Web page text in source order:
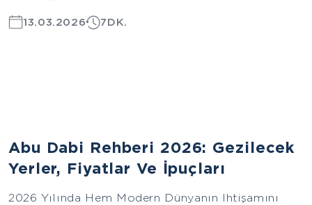
13.03.2026 7DK.
Abu Dabi Rehberi 2026: Gezilecek
Yerler, Fiyatlar Ve İpuçları
2026 Yılında Hem Modern Dünyanın Ihtişamını